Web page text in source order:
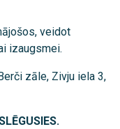
veidot
izaugsmei.
zāle, Zivju iela 3,